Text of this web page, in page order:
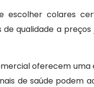
escolher colares
qualidade a
oferecem
de saúde podem